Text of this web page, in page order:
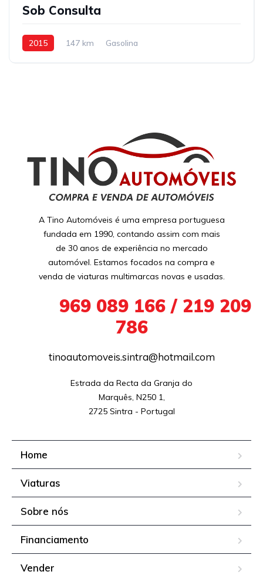
Sob Consulta
2015 147 km Gasolina
A Tino Automóveis é uma empresa portuguesa
fundada em 1990, contando assim com mais
de 30 anos de experiência no mercado
automóvel. Estamos focados na compra e
venda de viaturas multimarcas novas e usadas.
969 089 166 / 219 209
786
tinoautomoveis.sintra@hotmail.com
Estrada da Recta da Granja do
Marquês, N250 1,
2725 Sintra - Portugal
Home
Viaturas
Sobre nós
Financiamento
Vender